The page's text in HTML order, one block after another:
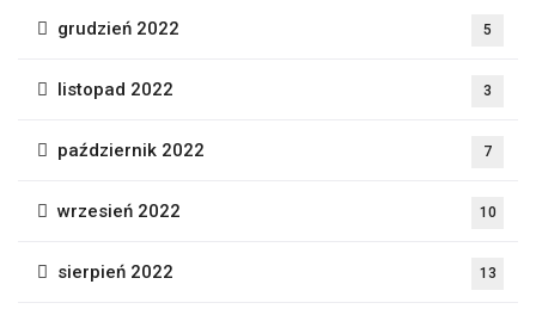
grudzień 2022 5
listopad 2022 3
październik 2022 7
wrzesień 2022 10
sierpień 2022 13